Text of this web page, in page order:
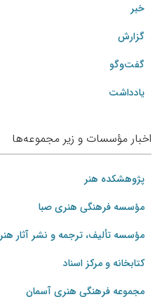
خبر
گزارش
گفت‌وگو
یادداشت
اخبار مؤسسات و زیر مجموعه‌ها
پژوهشکده هنر
مؤسسه فرهنگی هنری صبا
مؤسسه تألیف، ترجمه و نشر آثار هنری
کتابخانه و مرکز اسناد
مجموعه فرهنگی هنری آسمان